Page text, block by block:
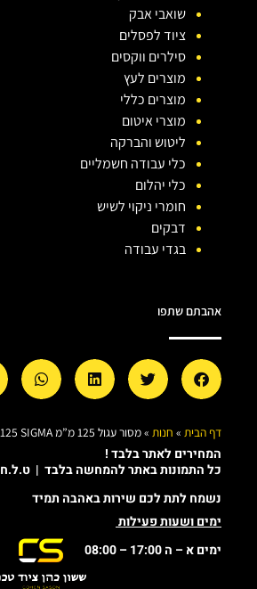
שואבי אבק
ציוד לפסלים
סילרים ווקסים
מוצרים לעץ
מוצרים כללי
מוצרי איטום
ליטוש והברקה
כלי עבודה חשמליים
כלי יהלום
חומרי ניקוי לשיש
דבקים
בגדי עבודה
אהבתם שתפו
דף הבית » חנות »מסור עגול 125 מ”מ SCP 125 SIGMA
המחירים לאתר בלבד !
כל התמונות באתר להמחשה בלבד | ט.ל.ח
נשמח לתת לכם שירות באהבה תמיד
ימים ושעות פעילות
ימים א – ה 17:00 – 08:00